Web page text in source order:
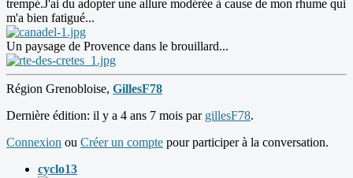
trempé.J'ai du adopter une allure modérée à cause de mon rhume qui
m'a bien fatigué...
Un paysage de Provence dans le brouillard...
Région Grenobloise, GillesF78
Dernière édition: il y a 4 ans 7 mois par gillesF78.
Connexion ou Créer un compte pour participer à la conversation.
cyclo13